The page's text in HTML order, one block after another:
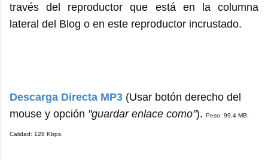
través del reproductor que está en la columna
lateral del Blog o en este reproductor incrustado.
Descarga Directa MP3 (Usar botón derecho del
mouse y opción "guardar enlace como"). Peso: 99,4 MB;
Calidad: 128 Kbps.